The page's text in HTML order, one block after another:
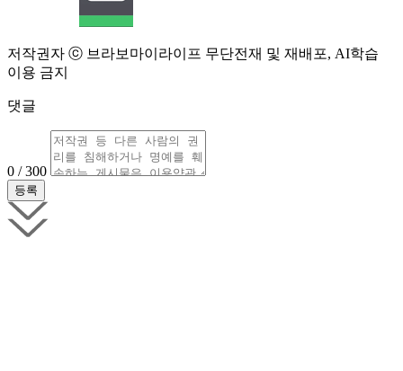
저작권자 ⓒ 브라보마이라이프 무단전재 및 재배포, AI학습
이용 금지
댓글
0 / 300